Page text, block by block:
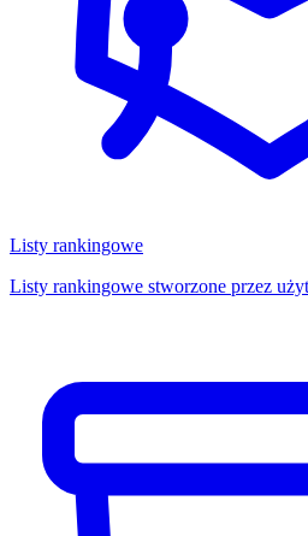
Listy rankingowe
Listy rankingowe stworzone przez